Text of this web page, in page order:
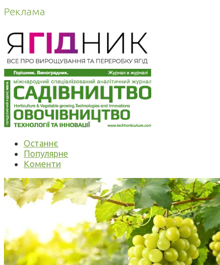
Реклама
Останнє
Популярне
Коменти